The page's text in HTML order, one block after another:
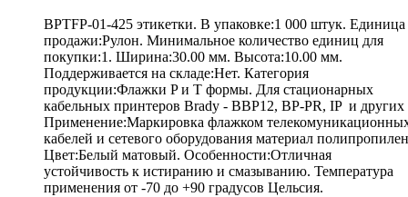
BPTFP-01-425 этикетки. В упаковке:1 000 штук. Единица
продажи:Рулон. Минимальное количество единиц для
покупки:1. Ширина:30.00 мм. Высота:10.00 мм.
Поддерживается на складе:Нет. Категория
продукции:Флажки P и T формы. Для стационарных
кабельных принтеров Brady - BBP12, BP-PR, IP и других
Применение:Маркировка флажком
кабелей и сетевого оборудования материал
Цвет:Белый матовый. Особенности:Отличная
устойчивость к истиранию и смазыванию. Температура
применения от -70 до +90 градусов Цельсия.